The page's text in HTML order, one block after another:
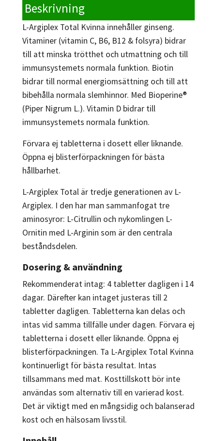
Beskrivning
L-Argiplex Total Kvinna innehåller ginseng.
Vitaminer (vitamin C, B6, B12 & folsyra) bidrar
till att minska trötthet och utmattning och till
immunsystemets normala funktion. Biotin
bidrar till normal energiomsättning och till att
bibehålla normala slemhinnor. Med Bioperine®
(Piper Nigrum L.). Vitamin D bidrar till
immunsystemets normala funktion.
Förvara ej tabletterna i dosett eller liknande.
Öppna ej blisterförpackningen för bästa
hållbarhet.
L-Argiplex Total är tredje generationen av L-
Argiplex. I den har man sammanfogat tre
aminosyror: L-Citrullin och nykomlingen L-
Ornitin med L-Arginin som är den centrala
beståndsdelen.
Dosering & användning
Rekommenderat intag: 4 tabletter dagligen i 14
dagar. Därefter kan intaget justeras till 2
tabletter dagligen. Tabletterna kan delas och
intas vid samma tillfälle under dagen. Förvara ej
tabletterna i dosett eller liknande. Öppna ej
blisterförpackningen. Ta L-Argiplex Total Kvinna
kontinuerligt för bästa resultat. Intas
tillsammans med mat. Kosttillskott bör inte
användas som alternativ till en varierad kost.
Det är viktigt med en mångsidig och balanserad
kost och en hälsosam livsstil.